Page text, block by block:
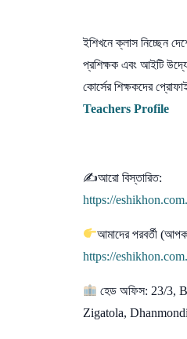
ইশিখনে ক্লাস নিচ্ছেন
প্রশিক্ষক এবং আইটি
কোর্সের শিক্ষকদের
Teachers Profile
✍আরো বিস্তারিত:
https://
আমাদের পরবর্তী
https://
হেড অফিস: 23/3,
Zigatola,